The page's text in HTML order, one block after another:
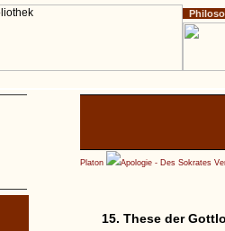
Platon Apologie - Des Sokrates
15. These der